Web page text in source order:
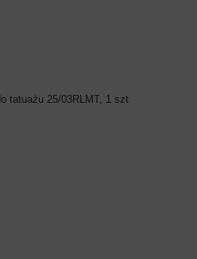
tatuażu 25/03RLMT, 1 szt